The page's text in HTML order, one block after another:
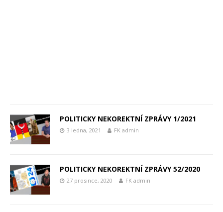
POLITICKY NEKOREKTNÍ ZPRÁVY 1/2021
3 ledna, 2021 FK admin
POLITICKY NEKOREKTNÍ ZPRÁVY 52/2020
27 prosince, 2020 FK admin